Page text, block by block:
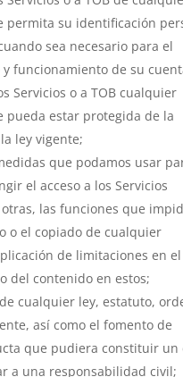
permita su identificación
sea necesario para el
funcionamiento de su
Servicios o a TOB cualquier
pueda estar protegida de la
ley vigente;
que podamos usar
el acceso a los Servicios
las funciones que
o el copiado de cualquier
de limitaciones en
del contenido en estos;
cualquier ley, estatuto,
así como el fomento de
que pudiera constituir un
a una responsabilidad civil;